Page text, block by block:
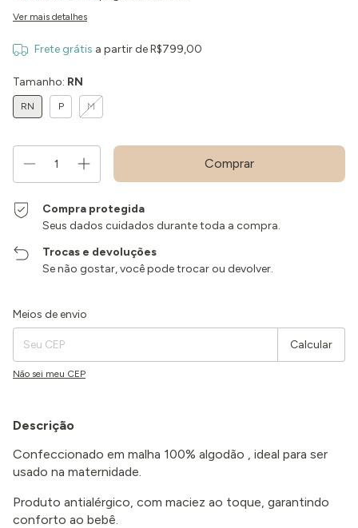
Ver mais detalhes
Frete grátis a partir deR$799,00
Tamanho: RN
RN P M
Compra protegida
Seus dados cuidados durante toda a compra.
Trocas e devoluções
Se não gostar, você pode trocar ou devolver.
Entregas para o CEP:
Meios de envio
Calcular
Não sei meu CEP
Descrição
Confeccionado em malha 100% algodão , ideal para ser
usado na maternidade.
Produto antialérgico, com maciez ao toque, garantindo
conforto ao bebê.